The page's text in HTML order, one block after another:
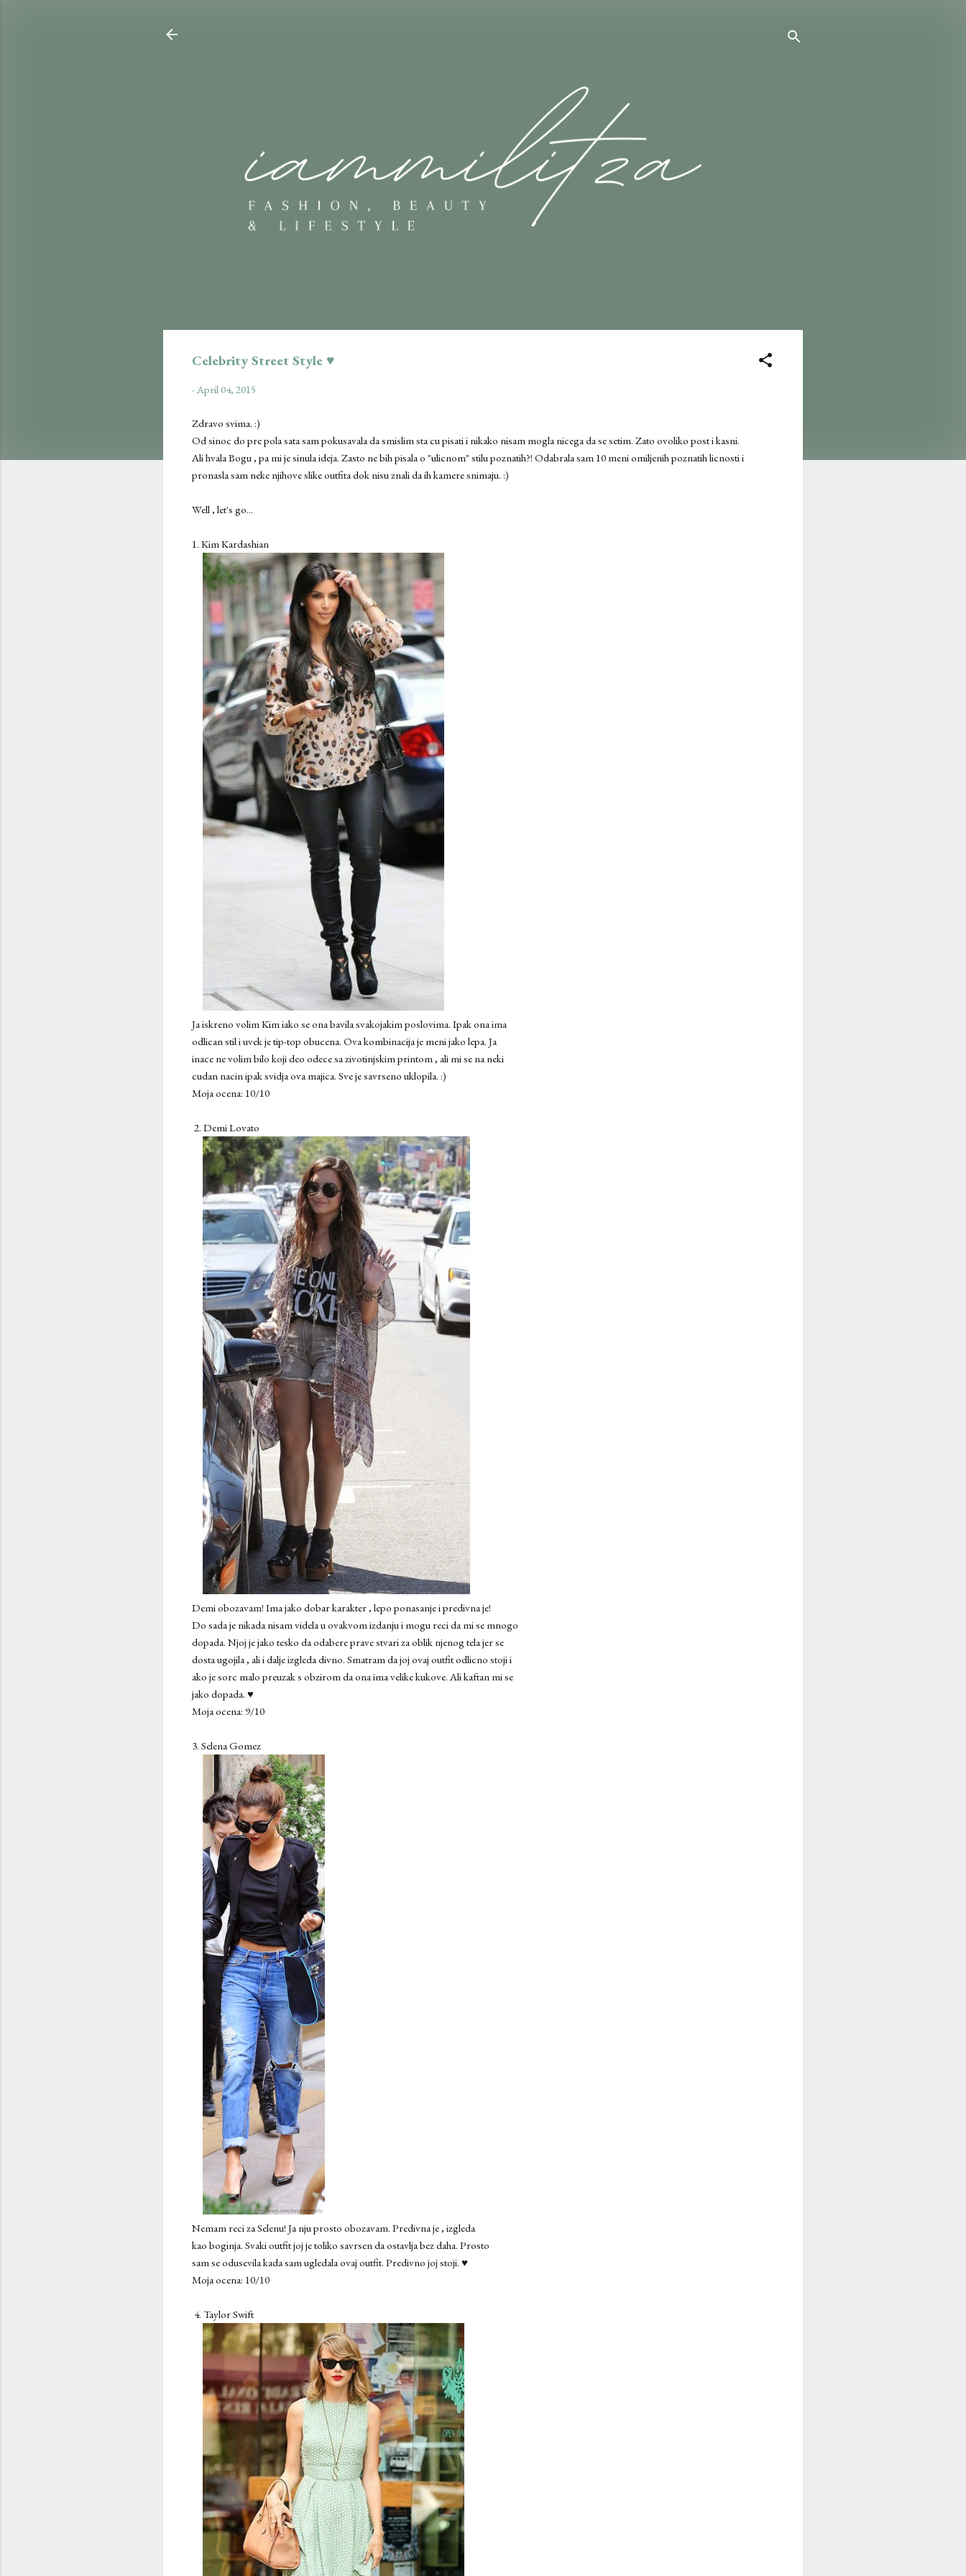
Celebrity Street Style ♥
-April 04, 2015
Zdravo svima. :)
Od sinoc do pre pola sata sam pokusavala da smislim sta cu pisati i nikako nisam mogla nicega da se setim. Zato ovoliko post i kasni.
Ali hvala Bogu , pa mi je sinula ideja. Zasto ne bih pisala o "ulicnom" stilu poznatih?! Odabrala sam 10 meni omiljenih poznatih licnosti i
pronasla sam neke njihove slike outfita dok nisu znali da ih kamere snimaju. :)
Well , let's go...
1. Kim Kardashian
Ja iskreno volim Kim iako se ona bavila svakojakim poslovima. Ipak ona ima
odlican stil i uvek je tip-top obucena. Ova kombinacija je meni jako lepa. Ja
inace ne volim bilo koji deo odece sa zivotinjskim printom , ali mi se na neki
cudan nacin ipak svidja ova majica. Sve je savrseno uklopila. :)
Moja ocena: 10/10
2. Demi Lovato
Demi obozavam! Ima jako dobar karakter , lepo ponasanje i predivna je!
Do sada je nikada nisam videla u ovakvom izdanju i mogu reci da mi se mnogo
dopada. Njoj je jako tesko da odabere prave stvari za oblik njenog tela jer se
dosta ugojila , ali i dalje izgleda divno. Smatram da joj ovaj outfit odlicno stoji i
ako je sorc malo preuzak s obzirom da ona ima velike kukove. Ali kaftan mi se
jako dopada. ♥
Moja ocena: 9/10
3. Selena Gomez
Nemam reci za Selenu! Ja nju prosto obozavam. Predivna je , izgleda
kao boginja. Svaki outfit joj je toliko savrsen da ostavlja bez daha. Prosto
sam se odusevila kada sam ugledala ovaj outfit. Predivno joj stoji. ♥
Moja ocena: 10/10
4. Taylor Swift